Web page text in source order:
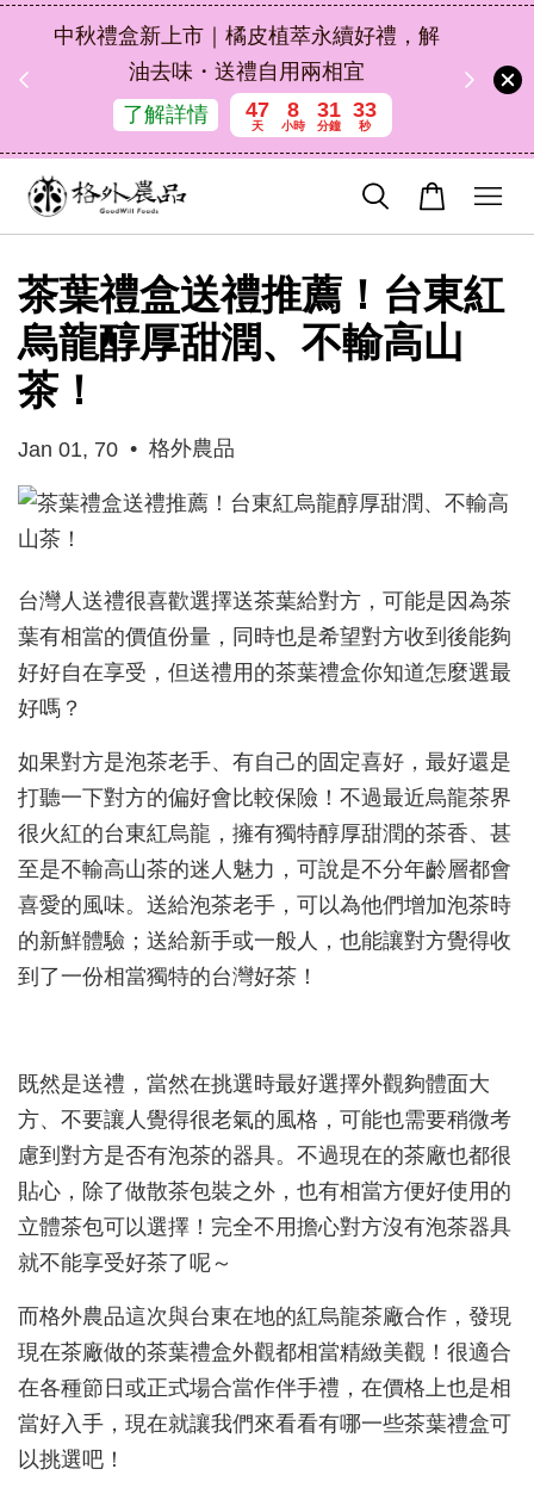
中秋禮盒新上市｜橘皮植萃永續好禮，解
油去味・送禮自用兩相宜
了解詳情
47
天
8
小時
31
分鐘
31
秒
茶葉禮盒送禮推薦！台東紅
烏龍醇厚甜潤、不輸高山
茶！
Jan 01, 70 • 格外農品
台灣人送禮很喜歡選擇送茶葉給對方，可能是因為茶
葉有相當的價值份量，同時也是希望對方收到後能夠
好好自在享受，但送禮用的茶葉禮盒你知道怎麼選最
好嗎？
如果對方是泡茶老手、有自己的固定喜好，最好還是
打聽一下對方的偏好會比較保險！不過最近烏龍茶界
很火紅的台東紅烏龍，擁有獨特醇厚甜潤的茶香、甚
至是不輸高山茶的迷人魅力，可說是不分年齡層都會
喜愛的風味。送給泡茶老手，可以為他們增加泡茶時
的新鮮體驗；送給新手或一般人，也能讓對方覺得收
到了一份相當獨特的台灣好茶！
既然是送禮，當然在挑選時最好選擇外觀夠體面大
方、不要讓人覺得很老氣的風格，可能也需要稍微考
慮到對方是否有泡茶的器具。不過現在的茶廠也都很
貼心，除了做散茶包裝之外，也有相當方便好使用的
立體茶包可以選擇！完全不用擔心對方沒有泡茶器具
就不能享受好茶了呢～
而格外農品這次與台東在地的紅烏龍茶廠合作，發現
現在茶廠做的茶葉禮盒外觀都相當精緻美觀！很適合
在各種節日或正式場合當作伴手禮，在價格上也是相
當好入手，現在就讓我們來看看有哪一些茶葉禮盒可
以挑選吧！